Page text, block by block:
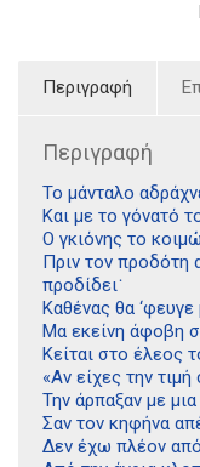
Περιγραφή
Περιγραφή
Το μάνταλο
Και με το γόνατό
Ο γκιόνης το
Πριν τον προδότη
προδίδει˙
Καθένας θα ‘φευγε
Μα εκείνη άφοβη
Κείται στο έλεος
«Αν είχες την
Την άρπαξαν με
Σαν τον κηφήνα
Δεν έχω πλέον